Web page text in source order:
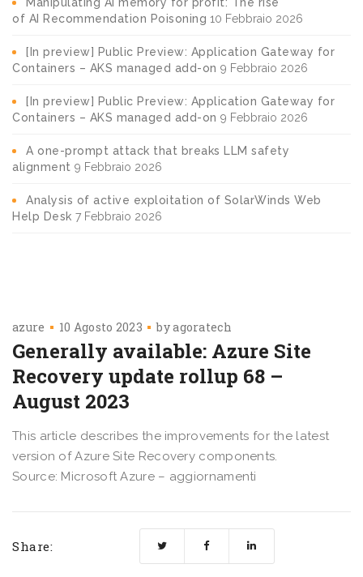
of AI Recommendation Poisoning 10 Febbraio 2026
[In preview] Public Preview: Application Gateway for
Containers – AKS managed add-on 9 Febbraio 2026
[In preview] Public Preview: Application Gateway for
Containers – AKS managed add-on 9 Febbraio 2026
A one-prompt attack that breaks LLM safety
alignment 9 Febbraio 2026
Analysis of active exploitation of SolarWinds Web
Help Desk 7 Febbraio 2026
azure 10 Agosto 2023 byagoratech
Generally available: Azure Site
Recovery update rollup 68 –
August 2023
This article describes the improvements for the latest
version of Azure Site Recovery components.
Source: Microsoft Azure – aggiornamenti
Share: